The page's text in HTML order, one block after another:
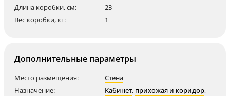
Длина коробки, см:
23
Вес коробки, кг:
1
Дополнительные параметры
Место размещения:
Стена
Назначение:
Кабинет, прихожая и коридор,